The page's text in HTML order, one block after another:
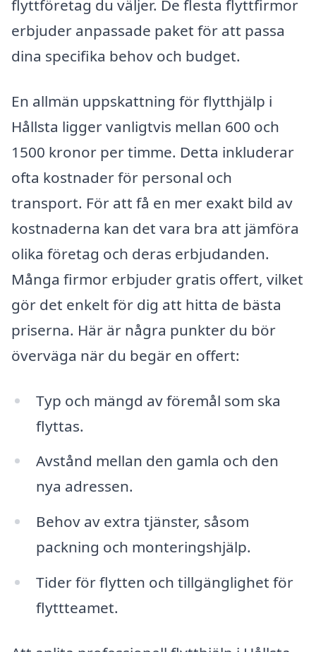
flyttföretag du väljer. De flesta flyttfirmor
erbjuder anpassade paket för att passa
dina specifika behov och budget.
En allmän uppskattning för flytthjälp i
Hållsta ligger vanligtvis mellan 600 och
1500 kronor per timme. Detta inkluderar
ofta kostnader för personal och
transport. För att få en mer exakt bild av
kostnaderna kan det vara bra att jämföra
olika företag och deras erbjudanden.
Många firmor erbjuder gratis offert, vilket
gör det enkelt för dig att hitta de bästa
priserna. Här är några punkter du bör
överväga när du begär en offert:
Typ och mängd av föremål som ska
flyttas.
Avstånd mellan den gamla och den
nya adressen.
Behov av extra tjänster, såsom
packning och monteringshjälp.
Tider för flytten och tillgänglighet för
flyttteamet.